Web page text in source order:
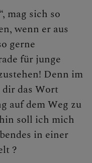
der Kirche
Kirchen
mag sich so
wenn er aus
gerne
für junge
Denn im
das Wort
auf dem Weg zu
soll ich mich
in einer
?